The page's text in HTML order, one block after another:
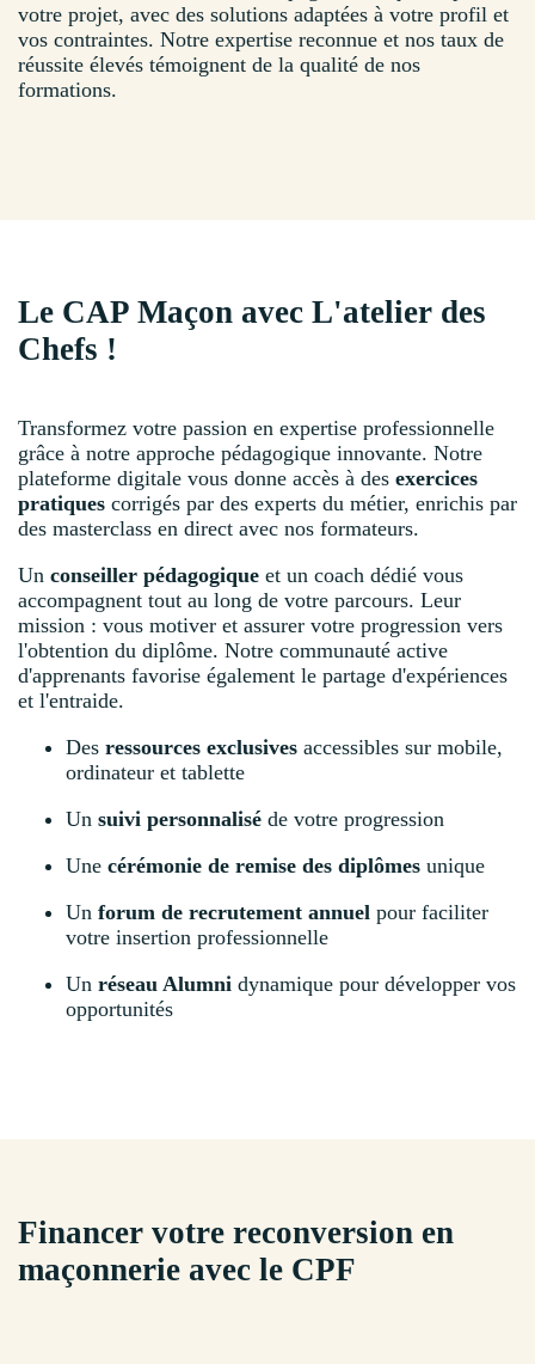
votre projet, avec des solutions adaptées à votre profil et
vos contraintes. Notre expertise reconnue et nos taux de
réussite élevés témoignent de la qualité de nos
formations.
Le CAP Maçon avec L'atelier des
Chefs !
Transformez votre passion en expertise professionnelle
grâce à notre approche pédagogique innovante. Notre
plateforme digitale vous donne accès à des exercices
pratiques corrigés par des experts du métier, enrichis par
des masterclass en direct avec nos formateurs.
Un conseiller pédagogique et un coach dédié vous
accompagnent tout au long de votre parcours. Leur
mission : vous motiver et assurer votre progression vers
l'obtention du diplôme. Notre communauté active
d'apprenants favorise également le partage d'expériences
et l'entraide.
Des ressources exclusives accessibles sur mobile,
ordinateur et tablette
Un suivi personnalisé de votre progression
Une cérémonie de remise des diplômes unique
Un forum de recrutement annuel pour faciliter
votre insertion professionnelle
Un réseau Alumni dynamique pour développer vos
opportunités
Financer votre reconversion en
maçonnerie avec le CPF